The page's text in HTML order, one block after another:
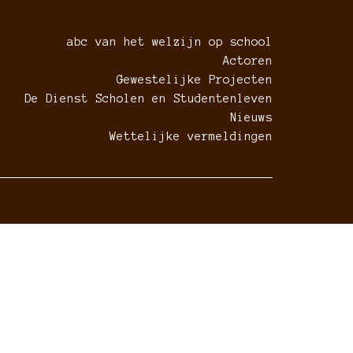
abc van het welzijn op school
Actoren
Gewestelijke Projecten
De Dienst Scholen en Studentenleven
Nieuws
Wettelijke vermeldingen